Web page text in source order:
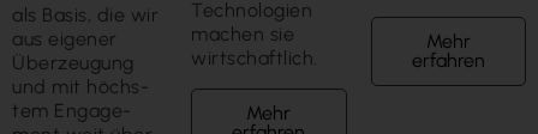
als Basis, die wir
aus eigener
Über­zeugung
und mit höchs­
tem Engage­
Technologien
machen sie
wirtschaftlich.
Mehr
Mehr
erfahren